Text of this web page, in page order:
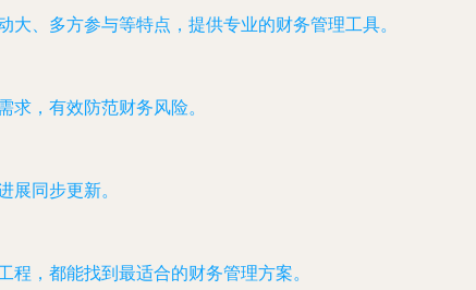
、多方参与等特点，提供专业的财务管理工具。
，有效防范财务风险。
同步更新。
，都能找到最适合的财务管理方案。